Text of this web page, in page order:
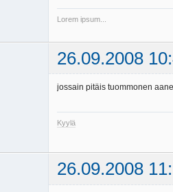
Lorem ipsum...
26.09.2008
jossain pitäis tuommonen
Kyylä
26.09.2008